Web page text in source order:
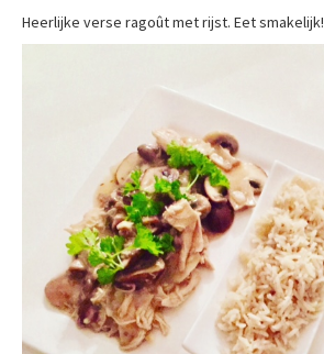
Heerlijke verse ragoût met rijst. Eet smakelijk!